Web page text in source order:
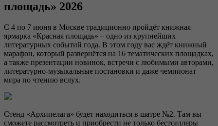
площадь» 2026
С 4 по 7 июня в Москве традиционно пройдёт книжная
ярмарка «Красная площадь» – одно из крупнейших
литературных событий года. В этом году вас ждёт книжный
марафон, который развернётся на 16 тематических площадках,
а также презентации новинок, встречи с любимыми авторами,
литературно-музыкальные постановки и даже чемпионат
мира по чтению вслух.
Стенд «Архипелага» будет находиться в шатре №2. Там вы
сможете рассмотреть и приобрести не только бестселлеры